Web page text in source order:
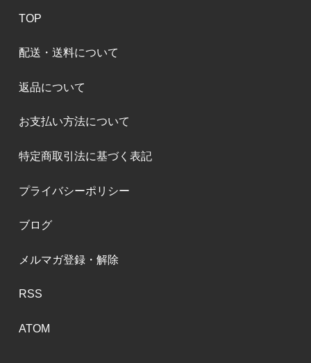
TOP
配送・送料について
返品について
お支払い方法について
特定商取引法に基づく表記
プライバシーポリシー
ブログ
メルマガ登録・解除
RSS
ATOM